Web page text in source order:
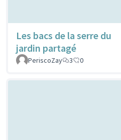
Les bacs de la serre du
jardin partagé
PeriscoZay
3 0